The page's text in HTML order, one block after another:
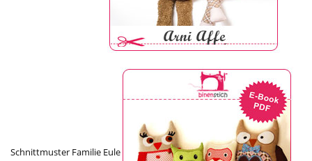
Schnittmuster Familie Eule